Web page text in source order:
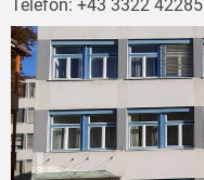
Telefon: +43 3322 42285